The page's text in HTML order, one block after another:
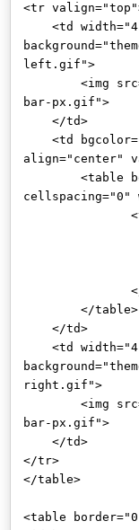
<tr
<td
left.gif">
<img
bar-px.gif">
</td>
<td
align="center"
<table
cellspacing="0"
<td
</
</
</table>
</td>
<td
right.gif">
<img
bar-px.gif">
</td>
</tr>
</table>
<table